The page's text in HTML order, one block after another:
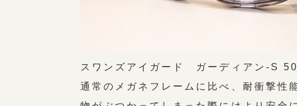
スワンズアイガード ガーディアン-S
通常のメガネフレームに比べ、耐衝撃性